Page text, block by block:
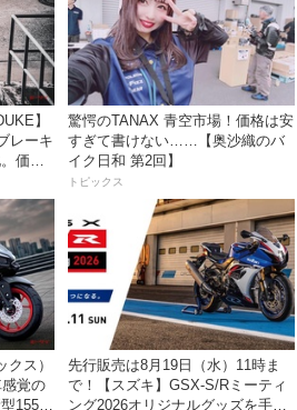
】
レーキ
価格
驚愕のTANAX 青空市場！価格は安
すぎて書けない……【奥沙織のバ
イク日和 第2回】
トピックス
ス）
覚の
155cc
先行販売は8月19日（水）11時ま
で！【スズキ】GSX-S/Rミーティ
ング2026オリジナルグッズを手に